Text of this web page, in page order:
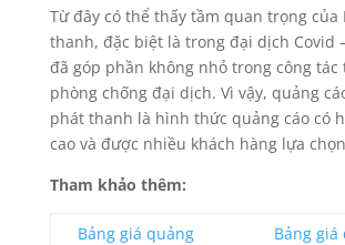
Từ đây có thể thấy tầm quan trọng của
thanh, đặc biệt là trong đại dịch Covid
đã góp phần không nhỏ trong công tác
phòng chống đại dịch. Vì vậy, quảng
phát thanh là hình thức quảng cáo có
cao và được nhiều khách hàng lựa
Tham khảo thêm:
Bảng giá quảng
Bảng giá